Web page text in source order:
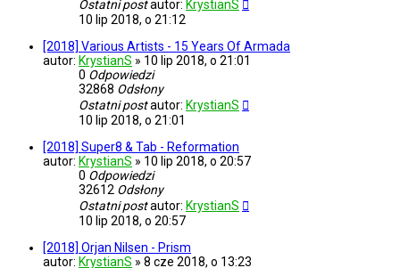
Ostatni postautor: KrystianS
10 lip 2018, o 21:12
[2018] Various Artists - 15 Years Of Armada
autor: KrystianS » 10 lip 2018, o 21:01
0 Odpowiedzi
32868 Odsłony
Ostatni postautor: KrystianS
10 lip 2018, o 21:01
[2018] Super8 & Tab - Reformation
autor: KrystianS » 10 lip 2018, o 20:57
0 Odpowiedzi
32612 Odsłony
Ostatni postautor: KrystianS
10 lip 2018, o 20:57
[2018] Orjan Nilsen - Prism
autor: KrystianS » 8 cze 2018, o 13:23